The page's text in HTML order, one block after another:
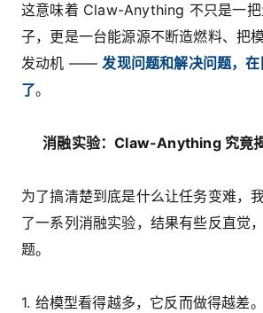
这意味着 Claw-Anything 不只是一把
子，更是一台能源源不断造燃料、把
发动机 ——发现问题和解决问题，
了。
消融实验：Claw-Anything 究竟
为了搞清楚到底是什么让任务变难，
了一系列消融实验，结果有些反直觉
题。
1. 给模型看得越多，它反而做得越差。